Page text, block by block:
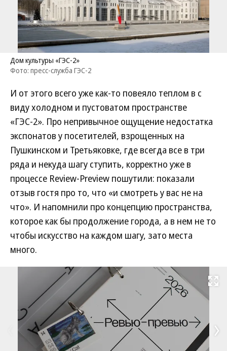
Дом культуры «ГЭС-2»
Фото: пресс-служба ГЭС-2
И от этого всего уже как-то повеяло теплом в с
виду холодном и пустоватом пространстве
«ГЭС-2». Про непривычное ощущение недостатка
экспонатов у посетителей, взрощенных на
Пушкинском и Третьяковке, где всегда все в три
ряда и некуда шагу ступить, корректно уже в
процессе Review-Preview пошутили: показали
отзыв гостя про то, что «и смотреть у вас не на
что». И напомнили про концепцию пространства,
которое как бы продолжение города, а в нем не то
чтобы искусство на каждом шагу, зато места
много.
Развернуть